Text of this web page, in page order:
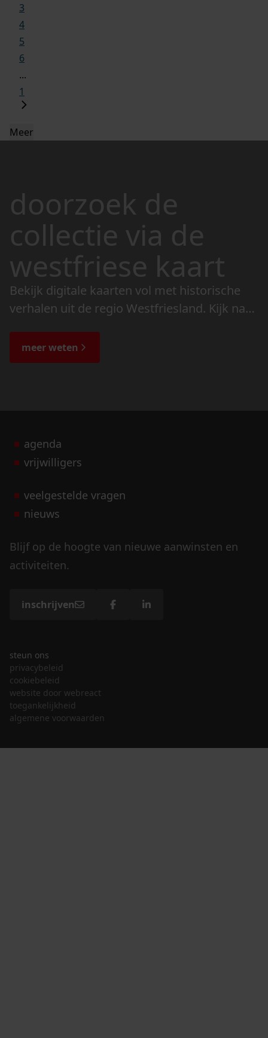
3
4
5
6
...
1
Meer
doorzoek de
collectie via de
westfriese kaart
Bekijk digitale kaarten vol met historische
verhalen uit de regio Westfriesland. Kijk naar
de bijzondere verhalen.
meer weten
agenda
vrijwilligers
veelgestelde vragen
nieuws
Blijf op de hoogte van nieuwe aanwinsten en
activiteiten.
inschrijven
steun ons
privacybeleid
cookiebeleid
website door webreact
toegankelijkheid
algemene voorwaarden